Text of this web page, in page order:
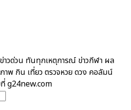
าวด่วน ทันทุกเหตุการณ์ ข่าวกีฬา ผล
าพ กิน เที่ยว ตรวจหวย ดวง คอลัมน์
ที่ g24new.com